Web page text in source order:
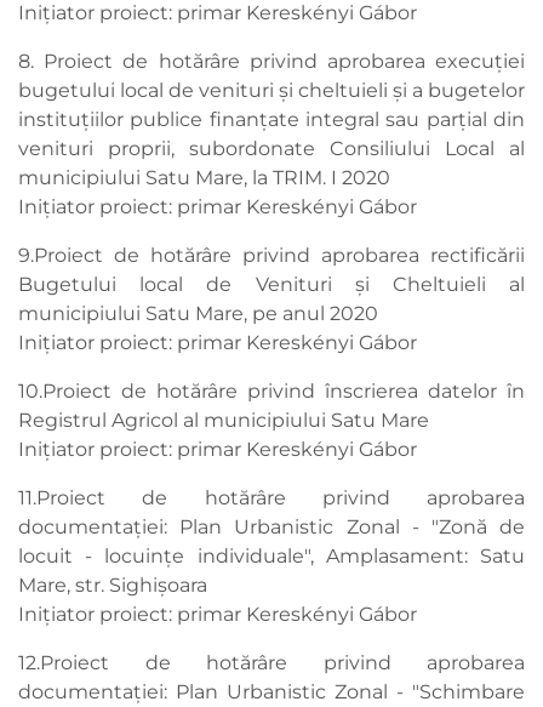
Inițiator proiect: primar Kereskényi Gábor
8. Proiect de hotărâre privind aprobarea execuţiei
bugetului local de venituri şi cheltuieli şi a bugetelor
instituţiilor publice finanţate integral sau parţial din
venituri proprii, subordonate Consiliului Local al
municipiului Satu Mare, la TRIM. I 2020
Inițiator proiect: primar Kereskényi Gábor
9.Proiect de hotărâre privind aprobarea rectificării
Bugetului local de Venituri şi Cheltuieli al
municipiului Satu Mare, pe anul 2020
Inițiator proiect: primar Kereskényi Gábor
10.Proiect de hotărâre privind înscrierea datelor în
Registrul Agricol al municipiului Satu Mare
Inițiator proiect: primar Kereskényi Gábor
11.Proiect de hotărâre privind aprobarea
documentaţiei: Plan Urbanistic Zonal - "Zonă de
locuit - locuințe individuale", Amplasament: Satu
Mare, str. Sighișoara
Iniţiator proiect: primar Kereskényi Gábor
12.Proiect de hotărâre privind aprobarea
documentaţiei: Plan Urbanistic Zonal - "Schimbare